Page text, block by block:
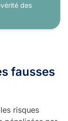
des
fausses
risques